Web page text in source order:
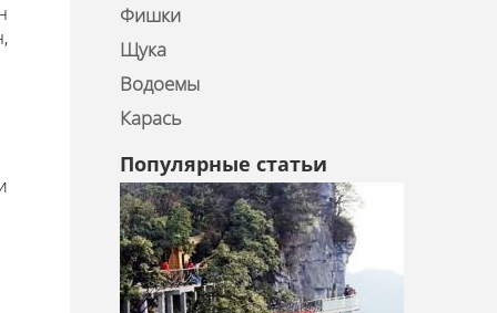
Фишки
Щука
Водоемы
Карась
Популярные статьи